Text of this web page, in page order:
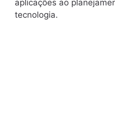
aplicações ao
tecnologia.